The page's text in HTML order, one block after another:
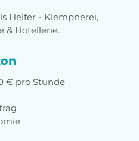
Helfer - Klempnerei,
& Hotellerie.
€ pro Stunde